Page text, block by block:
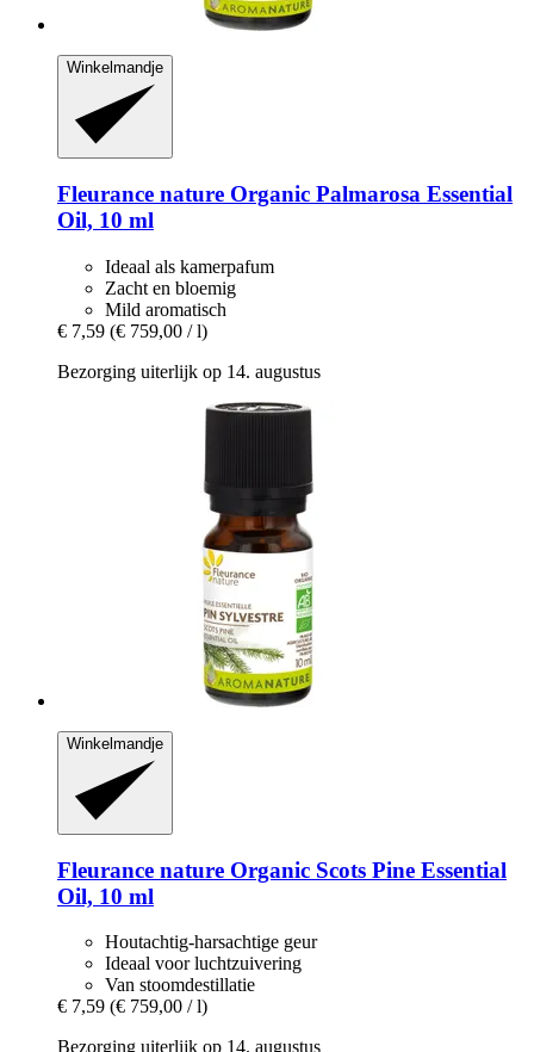
Winkelmandje
Fleurance nature Organic Palmarosa Essential
Oil, 10 ml
Ideaal als kamerpafum
Zacht en bloemig
Mild aromatisch
€ 7,59 (€ 759,00 / l)
Bezorging uiterlijk op 14. augustus
Winkelmandje
Fleurance nature Organic Scots Pine Essential
Oil, 10 ml
Houtachtig-harsachtige geur
Ideaal voor luchtzuivering
Van stoomdestillatie
€ 7,59 (€ 759,00 / l)
Bezorging uiterlijk op 14. augustus